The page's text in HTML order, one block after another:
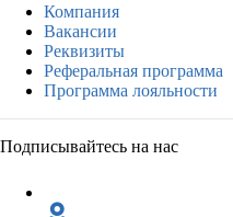
Компания
Вакансии
Реквизиты
Реферальная программа
Программа лояльности
Подписывайтесь на нас